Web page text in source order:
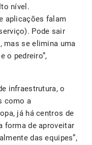
nível.
aplicações falam
Pode sair
mas se elimina uma
o pedreiro”,
infraestrutura, o
como a
já há centros de
forma de aproveitar
das equipes”,